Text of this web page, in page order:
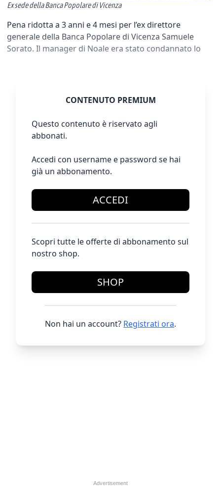
Ex sede della Banca Popolare di Vicenza
Pena ridotta a 3 anni e 4 mesi per l’ex direttore
generale della Banca Popolare di Vicenza Samuele
Sorato. Il manager di Noale era stato condannato lo
CONTENUTO PREMIUM
Questo contenuto è riservato agli
abbonati.
Accedi con username e password se hai
già un abbonamento.
ACCEDI
Scopri tutte le offerte di abbonamento sul
nostro shop.
SHOP
Non hai un account? Registrati ora.